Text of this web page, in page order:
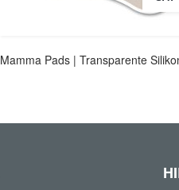
Mamma Pads | Transparente